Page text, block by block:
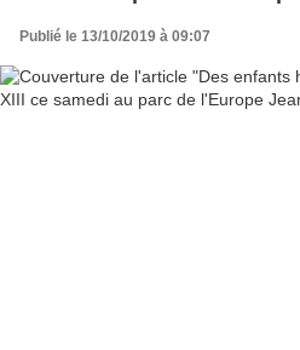
Publié le 13/10/2019 à 09:07